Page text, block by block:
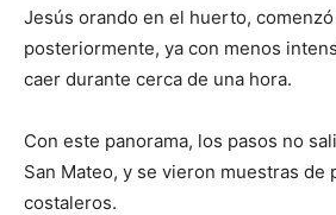
Jesús orando en el huerto,
posteriormente, ya con menos
caer durante cerca de una hora.
Con este panorama, los pasos no
San Mateo, y se vieron muestras de
costaleros.